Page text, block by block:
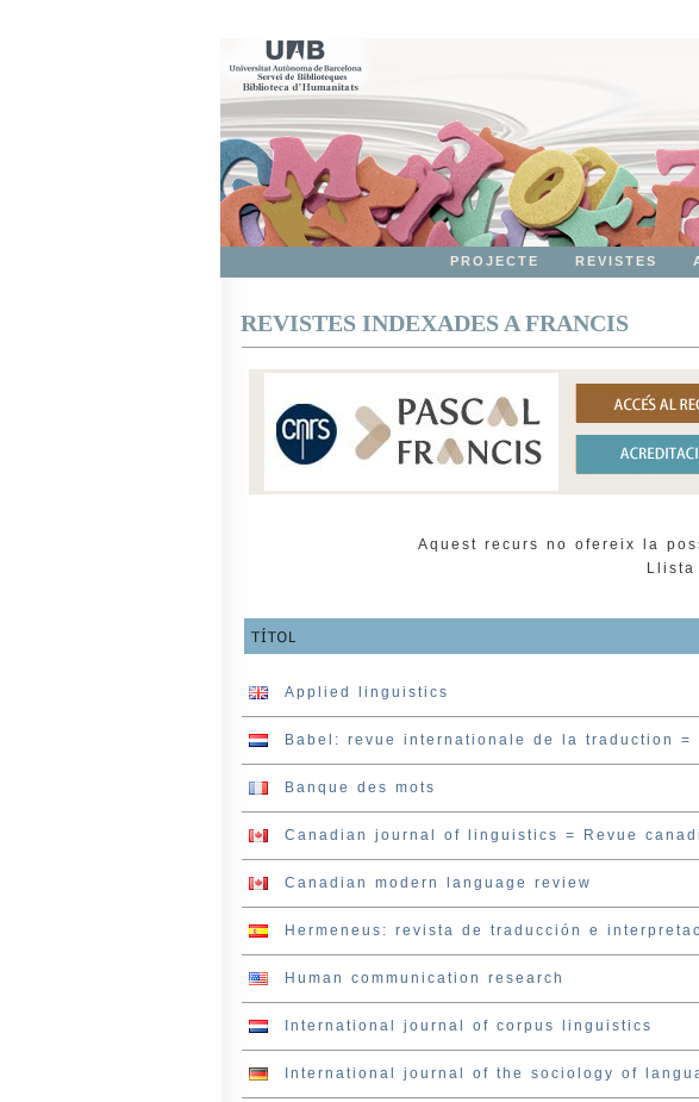
PROJECTE REVISTES
REVISTES INDEXADES A FRANCIS
Aquest recurs no ofereix la
Llista
Applied linguistics
Babel: revue internationale de la traduction
Banque des mots
Canadian journal of linguistics = Revue
Canadian modern language review
Hermeneus: revista de traducción e
Human communication research
International journal of corpus linguistics
International journal of the sociology of